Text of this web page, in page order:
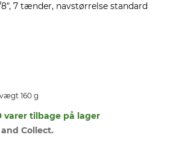
7 tænder, navstørrelse standard
160 g
varer tilbage på lager
Collect.